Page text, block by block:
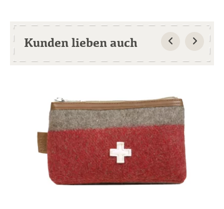
Kunden lieben auch